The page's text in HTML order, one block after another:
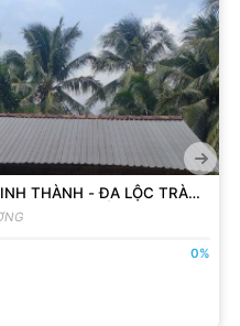
THÀNH - ĐA LỘC TRÀ
01 - DÌ BẺO
0%